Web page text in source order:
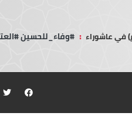
في عاشوراء : #وفاء_للحسين